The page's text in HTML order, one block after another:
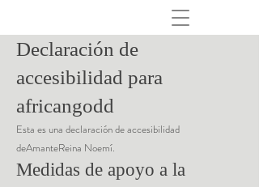
Declaración de
accesibilidad para
africangodd
Esta es una declaración de accesibilidad
deAmanteReina Noemí.
Medidas de apoyo a la